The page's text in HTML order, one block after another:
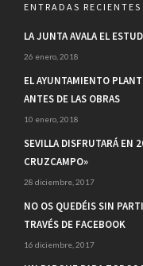
ENTRADAS RECIENTES
LA JUNTA AVALA EL
26 enero, 2018
EL AYUNTAMIENTO
ANTES DE LAS OBRAS
10 enero, 2018
SEVILLA DISFRUTARÁ EN
CRUZCAMPO»
28 diciembre, 2017
NO OS QUEDÉIS SIN
TRAVÉS DE FACEBOOK
16 diciembre, 2017